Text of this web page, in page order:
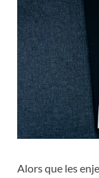
Alors que les